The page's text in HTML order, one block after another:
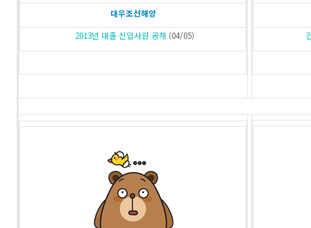
대우조선해양
2013년 대졸 신입사원 공채 (04/05)